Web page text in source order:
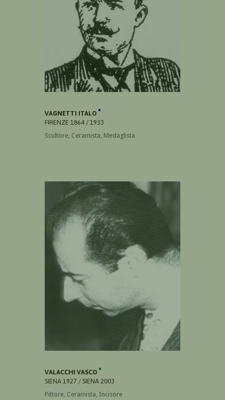
VAGNETTI ITALO
FIRENZE 1864 / 1933
Scultore, Ceramista, Medaglista
VALACCHI VASCO
SIENA 1927 / SIENA 2003
Pittore, Ceramista, Incisore